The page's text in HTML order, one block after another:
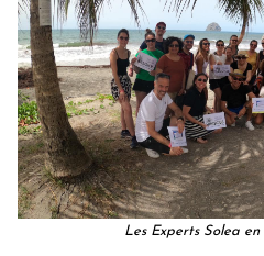
Les Experts Solea